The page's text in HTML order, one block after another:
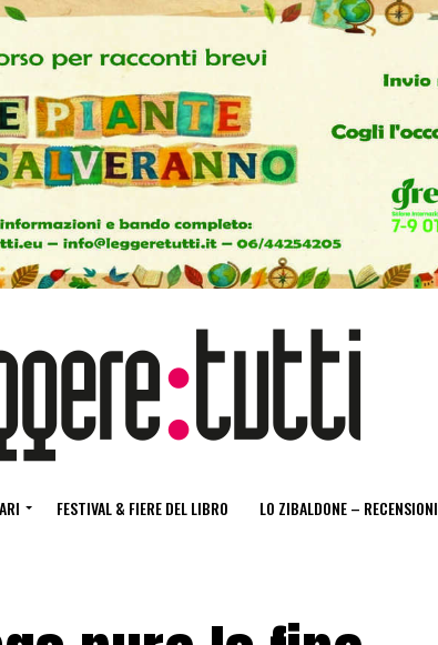
FESTIVAL & FIERE DEL LIBRO LO ZIBALDONE – RECENSIONI